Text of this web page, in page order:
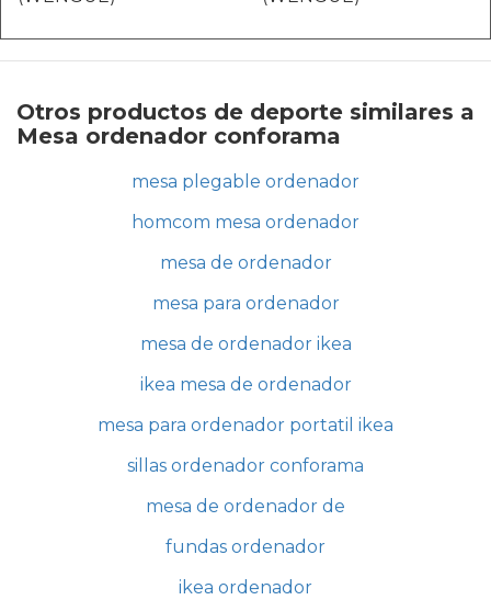
Otros productos de deporte similares a
Mesa ordenador conforama
mesa plegable ordenador
homcom mesa ordenador
mesa de ordenador
mesa para ordenador
mesa de ordenador ikea
ikea mesa de ordenador
mesa para ordenador portatil ikea
sillas ordenador conforama
mesa de ordenador de
fundas ordenador
ikea ordenador